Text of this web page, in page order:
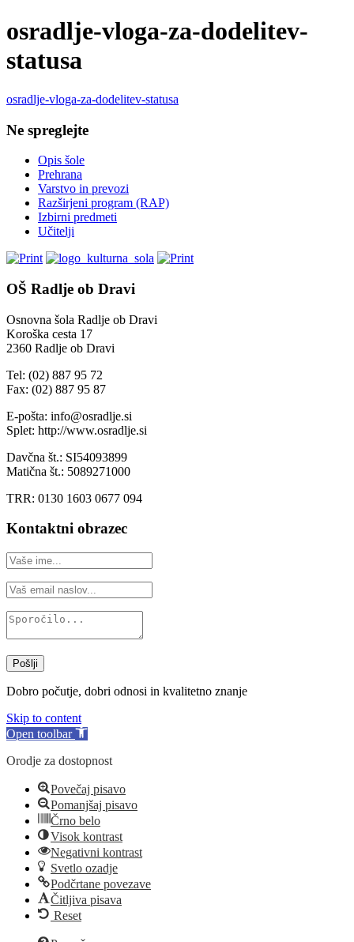
osradlje-vloga-za-dodelitev-
statusa
osradlje-vloga-za-dodelitev-statusa
Ne spreglejte
Opis šole
Prehrana
Varstvo in prevozi
Razširjeni program (RAP)
Izbirni predmeti
Učitelji
OŠ Radlje ob Dravi
Osnovna šola Radlje ob Dravi
Koroška cesta 17
2360 Radlje ob Dravi
Tel: (02) 887 95 72
Fax: (02) 887 95 87
E-pošta: info@osradlje.si
Splet: http://www.osradlje.si
Davčna št.: SI54093899
Matična št.: 5089271000
TRR: 0130 1603 0677 094
Kontaktni obrazec
Pošlji
Dobro počutje, dobri odnosi in kvalitetno znanje
Skip to content
Open toolbar
Orodje za dostopnost
Povečaj pisavo
Pomanjšaj pisavo
Črno belo
Visok kontrast
Negativni kontrast
Svetlo ozadje
Podčrtane povezave
Čitljiva pisava
Reset